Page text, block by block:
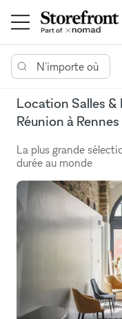
N'importe où
Location Salles &
Réunion à Rennes
La plus grande
durée au monde